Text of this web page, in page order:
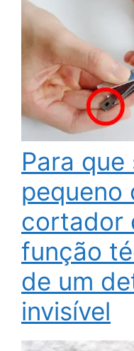
Para que
pequeno
cortador
função
de um
invisível